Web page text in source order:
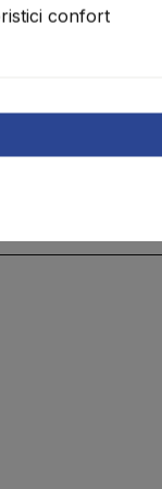
și a vânzării
confort